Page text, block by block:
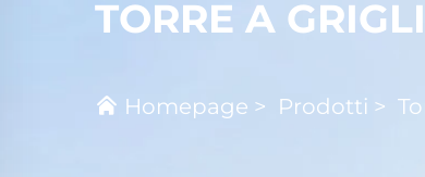
TORRE A
Homepage > Prodotti >